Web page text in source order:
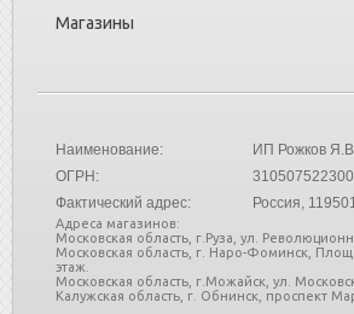
Магазины
Наименование:
ИП Рожков
ОГРН:
Фактический адрес:
Россия,
Адреса магазинов:
Московская область, г.Руза, ул.
Московская область, г. Наро-Фоминск,
этаж.
Московская область, г.Можайск, ул.
Калужская область, г. Обнинск, проспект